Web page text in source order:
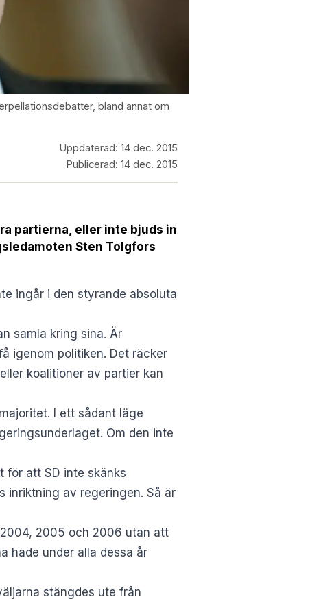
bland annat om
Uppdaterad: 14 dec. 2015
Publicerad: 14 dec. 2015
partierna, eller inte bjuds in
Sten Tolgfors
ingår i den styrande absoluta
samla kring sina. Är
igenom politiken. Det räcker
koalitioner av partier kan
I ett sådant läge
Om den inte
för att SD inte skänks
inriktning av regeringen. Så är
2005 och 2006 utan att
hade under alla dessa år
stängdes ute från